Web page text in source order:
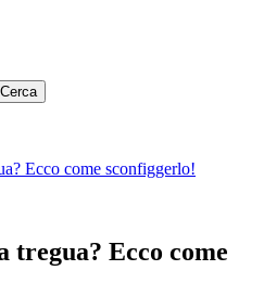
Ecco come sconfiggerlo!
tregua? Ecco come